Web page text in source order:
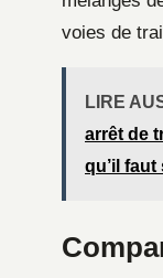
voies de
LIRE
arrêt de
qu’il faut